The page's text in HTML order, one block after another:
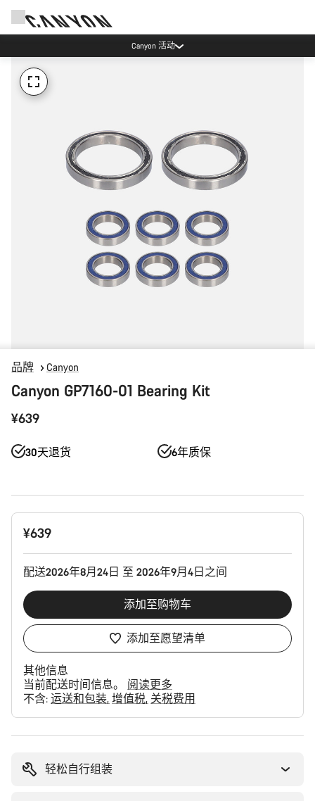
Canyon 活动
品牌 Canyon
Canyon GP7160-01 Bearing Kit
¥639
30天退货 6年质保
产
¥639
配送2026年8月24日 至 2026年9月4日之间
添加至购物车
添加至愿望清单
其他信息
当前配送时间信息。 阅读更多
不含: 运送和包装 增值税 关税费用
轻松自行组装